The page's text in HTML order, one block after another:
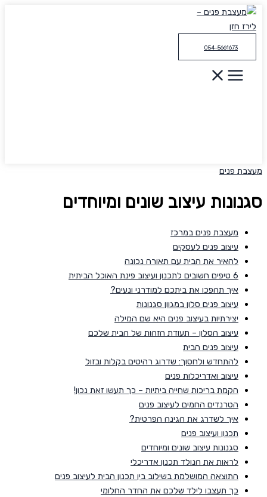
דילוג
לתוכן
054-5661673
מעצבת פנים
סגנונות עיצוב שונים ומיוחדים
מעצבת פנים במרכז
עיצוב פנים לעסקים
להאיר את הבית עם תאורה נכונה
6 טיפים חשובים לתכנון ועיצוב פינת האוכל הביתית
איך תהפכו את ביתכם למודרני ונעים?
עיצוב פנים סלון במגוון סגנונות
יצירתיות בעיצוב פנים היא שם המילה
עיצוב הסלון – תעודת הזהות של הבית שלכם
עיצוב פנים הבית
להתחדש ולחסוך: שדרוג רהיטים בקלות ובזול
עיצוב ואדריכלות פנים
הקמת בריכות שחייה ביתיות – כך תעשו זאת נכון!
הטרנדים החמים לעיצוב פנים
איך לשדרג את הגינה הפרטית?
תכנון ועיצוב פנים
סגנונות עיצוב שונים ומיוחדים
לראות את הנולד תכנון אדריכלי
התוצאה המושלמת בשילוב בין תכנון הבית לעיצוב פנים
כך תעצבו לילד שלכם את החדר החלומי